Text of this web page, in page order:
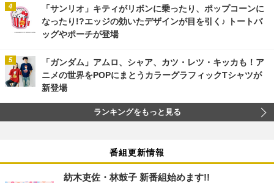
「サンリオ」キティがリボンに乗ったり、ポップコーンに
なったり!?エッジの効いたデザインが目を引く♪ トートバ
ッグやポーチが登場
「ガンダム」アムロ、シャア、カツ・レツ・キッカも！ア
ニメの世界をPOPにまとうカラーグラフィックTシャツが
新登場
ランキングをもっと見る
番組更新情報
紡木吏佐・林鼓子 新番組始めます!!